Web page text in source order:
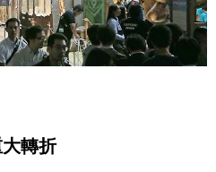
Français
Español
轉折